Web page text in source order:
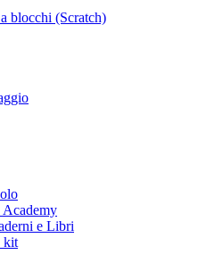
blocchi (Scratch)
e Libri
kit